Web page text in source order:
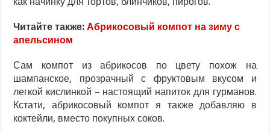
Читайте также:Абрикосовый компот на зиму с
апельсином
Сам компот из абрикосов по цвету похож на
шампанское, прозрачный с фруктовым вкусом и
легкой кислинкой – настоящий напиток для гурманов.
Кстати, абрикосовый компот я также добавляю в
коктейли, вместо покупных соков.